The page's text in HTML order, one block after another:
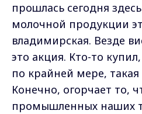
прошлась сегодня
молочной продукции
владимирская. Везде
это акция. Кто-то
по крайней мере,
Конечно, огорчает то,
промышленных наших